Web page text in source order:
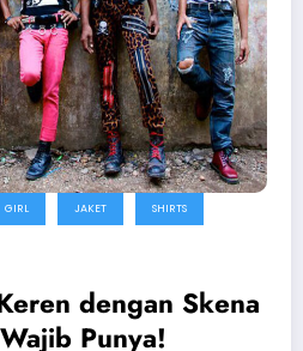
GIRL JAKET SHIRTS
dengan Skena
Punya!